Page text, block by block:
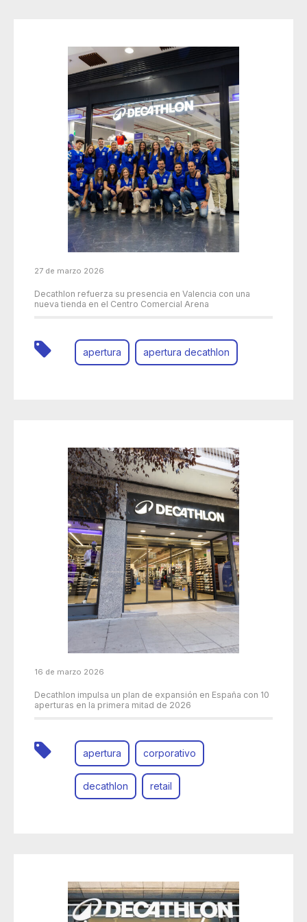
27 de marzo 2026
Decathlon refuerza su presencia en Valencia con una
nueva tienda en el Centro Comercial Arena
apertura apertura decathlon
16 de marzo 2026
Decathlon impulsa un plan de expansión en España con 10
aperturas en la primera mitad de 2026
apertura corporativo
decathlon retail